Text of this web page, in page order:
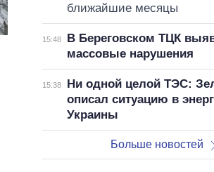
ближайшие месяцы
15:48
В Береговском ТЦК
массовые нарушения
15:38
Ни одной целой ТЭС:
описал ситуацию в
Украины
Больше новостей